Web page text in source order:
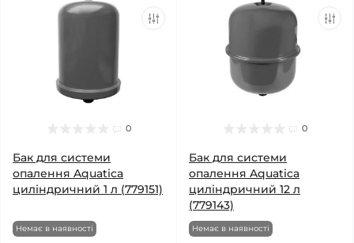
0
Бак для системи
опалення Aquatica
циліндричний 1 л (779151)
Немає в наявності
0
Бак для системи
опалення Aquatica
циліндричний 12 л
(779143)
Немає в наявності